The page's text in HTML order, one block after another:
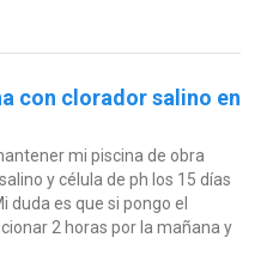
con clorador salino en
mi piscina de obra
y célula de ph los 15 días
duda es que si pongo el
2 horas por la mañana y